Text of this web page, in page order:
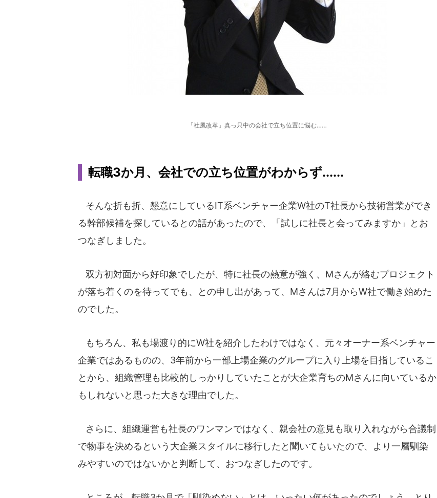
「社風改革」真っ只中の会社で立ち位置に悩む……
転職3か月、会社での立ち位置がわからず......
そんな折も折、懇意にしているIT系ベンチャー企業W社のT社長から技術営業ができ
る幹部候補を探しているとの話があったので、「試しに社長と会ってみますか」とお
つなぎしました。
双方初対面から好印象でしたが、特に社長の熱意が強く、Mさんが絡むプロジェクト
が落ち着くのを待ってでも、との申し出があって、Mさんは7月からW社で働き始めた
のでした。
もちろん、私も場渡り的にW社を紹介したわけではなく、元々オーナー系ベンチャー
企業ではあるものの、3年前から一部上場企業のグループに入り上場を目指しているこ
とから、組織管理も比較的しっかりしていたことが大企業育ちのMさんに向いているか
もしれないと思った大きな理由でした。
さらに、組織運営も社長のワンマンではなく、親会社の意見も取り入れながら合議制
で物事を決めるという大企業スタイルに移行したと聞いてもいたので、より一層馴染
みやすいのではないかと判断して、おつなぎしたのです。